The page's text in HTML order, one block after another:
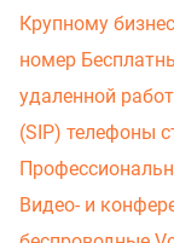
Крупному
номер
удаленной
(SIP) телефоны
Видео- и